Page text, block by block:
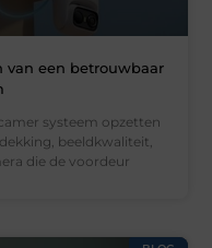
van een betrouwbaar
systeem opzetten
beeldkwaliteit,
die de voordeur